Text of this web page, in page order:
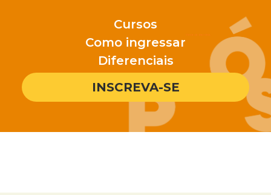
Cursos
Como ingressar
Diferenciais
INSCREVA-SE